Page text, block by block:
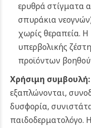
ερυθρά στίγματα
σπυράκια
χωρίς θεραπεία.
υπερβολικής
προϊόντων
Χρήσιμη συμβουλή:
εξαπλώνονται,
δυσφορία,
παιδοδερματολόγο.